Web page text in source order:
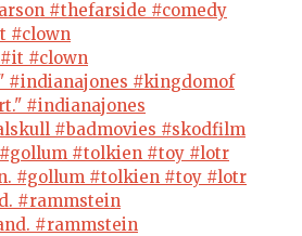
#clown
#indianajones #kingdomof
#tolkien #toy #lotr
#rammstein